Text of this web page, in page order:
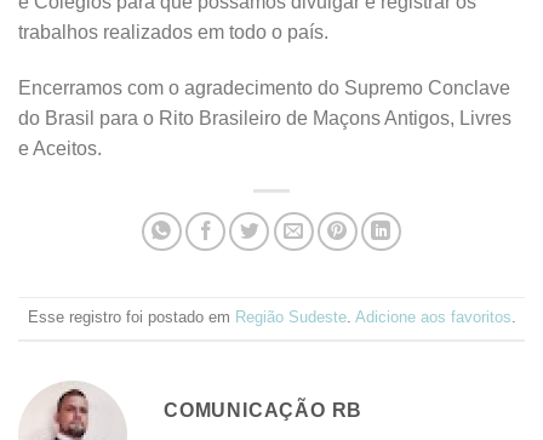
trabalhos realizados em todo o país.
Encerramos com o agradecimento do Supremo Conclave
do Brasil para o Rito Brasileiro de Maçons Antigos, Livres
e Aceitos.
Esse registro foi postado em Região Sudeste. Adicione aos favoritos.
COMUNICAÇÃO RB